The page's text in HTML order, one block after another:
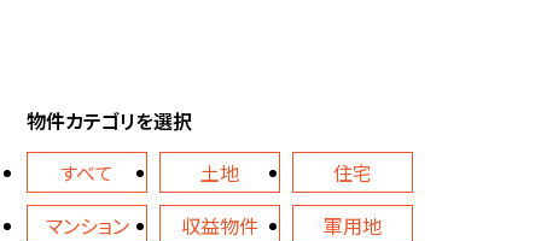
物件カテゴリを選択
すべて
土地
住宅
マンション
収益物件
軍用地